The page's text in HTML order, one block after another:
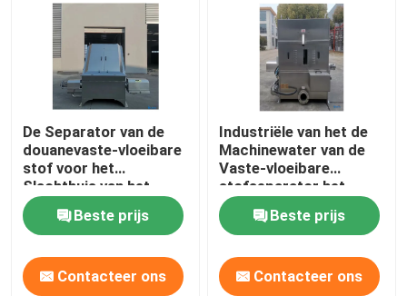
De Separator van de
douanevaste-vloeibare
stof voor het
Slachthuis van het
Verkoopafvalwater
Beste prijs
Contacteer ons
Industriële van het de
Machinewater van de
Vaste-vloeibare
stofseparator het
Knipselwig
Beste prijs
Contacteer ons